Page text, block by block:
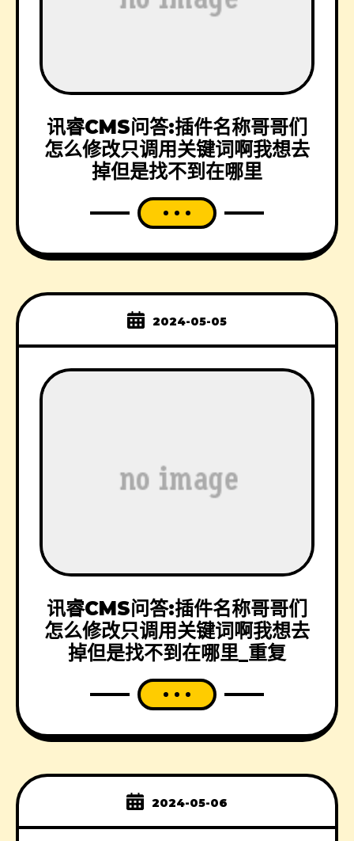
讯睿CMS问答:插件名称哥哥们
怎么修改只调用关键词啊我想去
掉但是找不到在哪里
2024-05-05
讯睿CMS问答:插件名称哥哥们
怎么修改只调用关键词啊我想去
掉但是找不到在哪里_重复
2024-05-06